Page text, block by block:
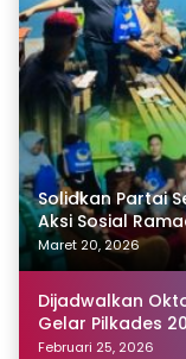
Solidkan Partai
Aksi Sosial
Maret 20, 2026
Dijadwalkan
Gelar Pilkades
Februari 25, 2026